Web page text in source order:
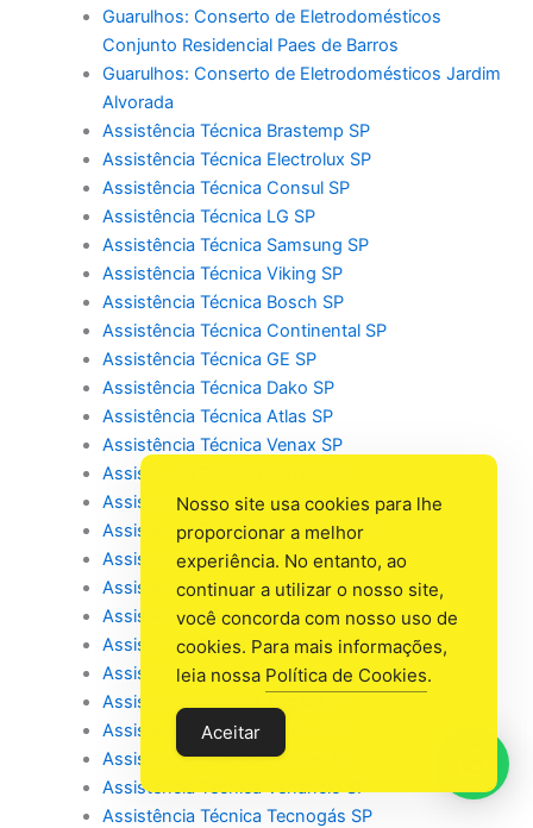
Guarulhos: Conserto de Eletrodomésticos
Conjunto Residencial Paes de Barros
Guarulhos: Conserto de Eletrodomésticos Jardim
Alvorada
Assistência Técnica Brastemp SP
Assistência Técnica Electrolux SP
Assistência Técnica Consul SP
Assistência Técnica LG SP
Assistência Técnica Samsung SP
Assistência Técnica Viking SP
Assistência Técnica Bosch SP
Assistência Técnica Continental SP
Assistência Técnica GE SP
Assistência Técnica Dako SP
Assistência Técnica Atlas SP
Assistência Técnica Venax SP
Assistência Técnica Clarice SP
Assistência Técnica Lofra SP
Assistência Técnica Bertazzoni SP
Assistência Técnica Liebherr SP
Assistência Técnica Esmaltec SP
Assistência Técnica Elettromec SP
Assistência Técnica Braslar SP
Assistência Técnica Metalmaq SP
Assistência Técnica Fogatti SP
Assistência Técnica Realce SP
Assistência Técnica Fischer SP
Assistência Técnica Venâncio SP
Assistência Técnica Tecnogás SP
Nosso site usa cookies para lhe
proporcionar a melhor
experiência. No entanto, ao
continuar a utilizar o nosso site,
você concorda com nosso uso de
cookies. Para mais informações,
leia nossa Política de Cookies.
Aceitar